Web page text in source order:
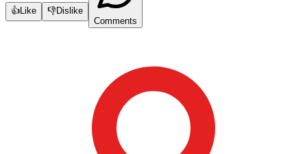
👍Like 👎Dislike
Comments